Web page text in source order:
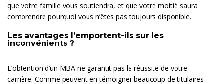
que votre famille vous soutiendra, et que votre moitié saura
comprendre pourquoi vous n’êtes pas toujours disponible.
Les avantages l’emportent-ils sur les
inconvénients ?
L’obtention d’un MBA ne garantit pas la réussite de votre
carrière. Comme peuvent en témoigner beaucoup de titulaires